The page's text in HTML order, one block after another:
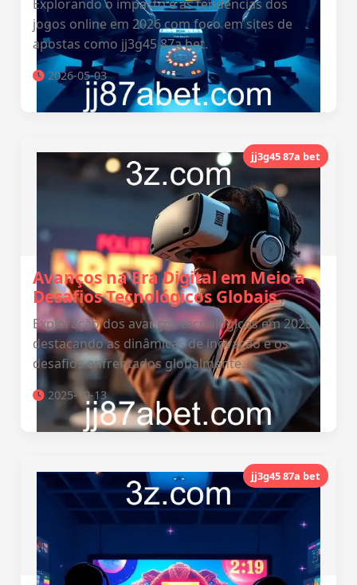
Explorando o impacto e as tendências dos
jogos online em 2026 com foco em sites de
apostas como jj3g45 87a bet.
2026-05-03
jj3g45 87a bet
Avanços na Era Digital em Meio a
Desafios Tecnológicos Globais
Exploração dos avanços tecnológicos em 2025,
destacando as dinâmicas de inovação e os
desafios enfrentados globalmente.
2025-10-13
jj3g45 87a bet